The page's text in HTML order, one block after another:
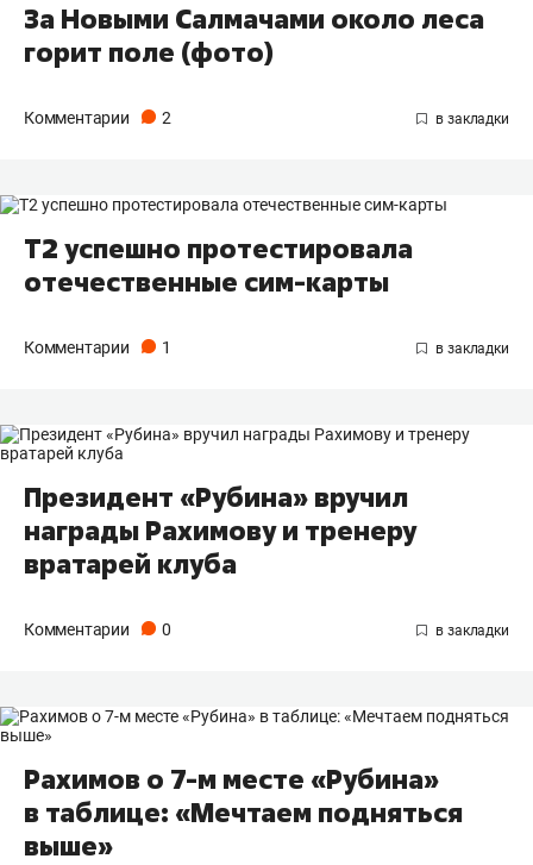
За Новыми Салмачами около леса
горит поле (фото)
Комментарии 2
Т2 успешно протестировала
отечественные сим-карты
Комментарии 1
Президент «Рубина» вручил
награды Рахимову и тренеру
вратарей клуба
Комментарии 0
Рахимов о 7-м месте «Рубина»
в таблице: «Мечтаем подняться
выше»